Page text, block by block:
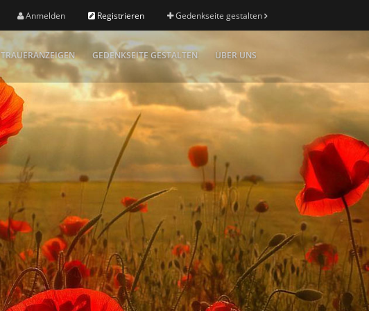
Anmelden Registrieren Gedenkseite gestalten
TRAUERANZEIGEN GEDENKSEITE GESTALTEN ÜBER UNS